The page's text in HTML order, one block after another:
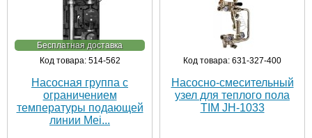
Бесплатная доставка
Код товара: 514-562
Насосная группа с
ограничением
температуры подающей
линии Mei...
Код товара: 631-327-400
Насосно-смесительный
узел для теплого пола
TIM JH-1033